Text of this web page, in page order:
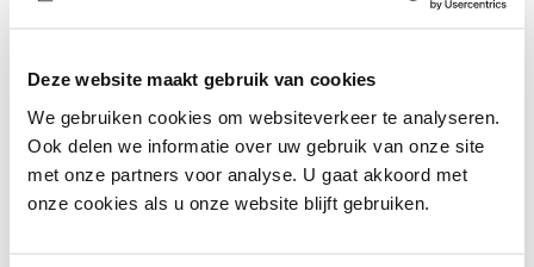
Deze website maakt gebruik van cookies
We gebruiken cookies om websiteverkeer te analyseren.
Ook delen we informatie over uw gebruik van onze site
met onze partners voor analyse. U gaat akkoord met
onze cookies als u onze website blijft gebruiken.